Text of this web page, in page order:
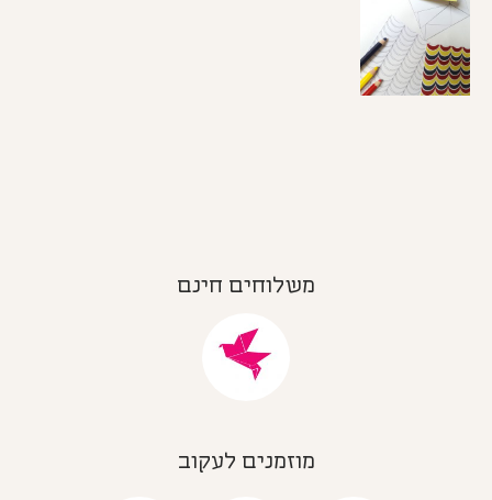
משלוחים חינם
מוזמנים לעקוב